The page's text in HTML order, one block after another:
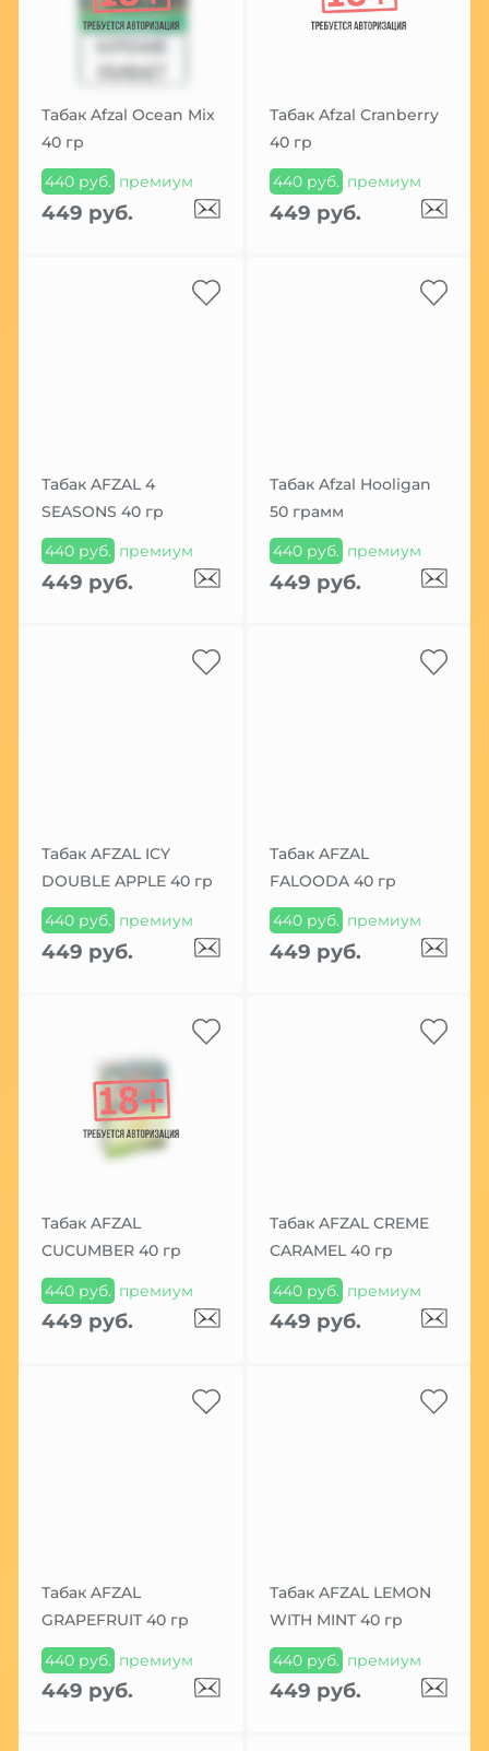
Табак Afzal Ocean Mix
40 гр
440 руб. премиум
449 руб.
Табак Afzal Cranberry
40 гр
440 руб. премиум
449 руб.
Табак AFZAL 4
SEASONS 40 гр
440 руб. премиум
449 руб.
Табак Afzal Hooligan
50 грамм
440 руб. премиум
449 руб.
Табак AFZAL ICY
DOUBLE APPLE 40 гр
440 руб. премиум
449 руб.
Табак AFZAL
FALOODA 40 гр
440 руб. премиум
449 руб.
Табак AFZAL
CUCUMBER 40 гр
440 руб. премиум
449 руб.
Табак AFZAL CREME
CARAMEL 40 гр
440 руб. премиум
449 руб.
Табак AFZAL
GRAPEFRUIT 40 гр
440 руб. премиум
449 руб.
Табак AFZAL LEMON
WITH MINT 40 гр
440 руб. премиум
449 руб.